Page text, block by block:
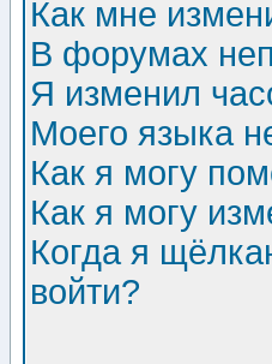
Как мне
В форумах
Я изменил
Моего языка
Как я могу
Как я могу
Когда я
войти?